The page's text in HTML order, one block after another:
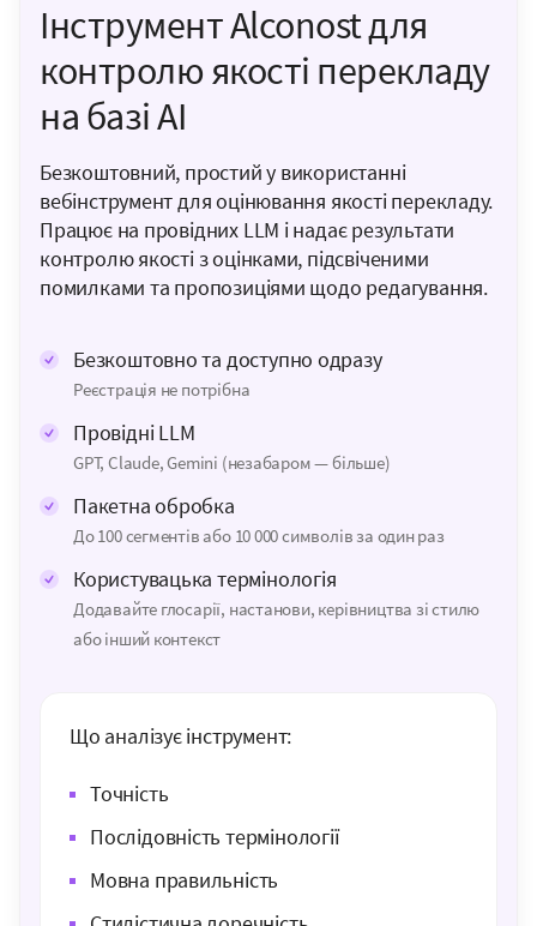
Інструмент Alconost для
контролю якості перекладу
на базі AI
Безкоштовний, простий у використанні
вебінструмент для оцінювання якості перекладу.
Працює на провідних LLM і надає результати
контролю якості з оцінками, підсвіченими
помилками та пропозиціями щодо редагування.
Безкоштовно та доступно одразу
Реєстрація не потрібна
Провідні LLM
GPT, Claude, Gemini (незабаром — більше)
Пакетна обробка
До 100 сегментів або 10 000 символів за один раз
Користувацька термінологія
Додавайте глосарії, настанови, керівництва зі стилю
або інший контекст
Що аналізує інструмент:
Точність
Послідовність термінології
Мовна правильність